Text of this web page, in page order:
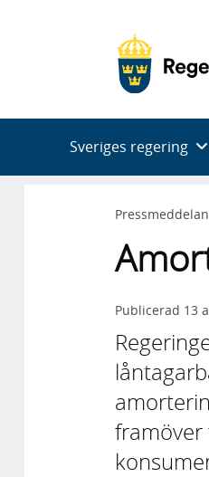
Sveriges regering
Publicerad 13
framöver